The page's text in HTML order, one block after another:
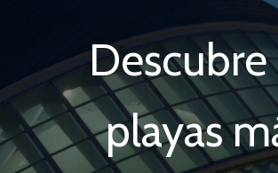
Descubre
playas